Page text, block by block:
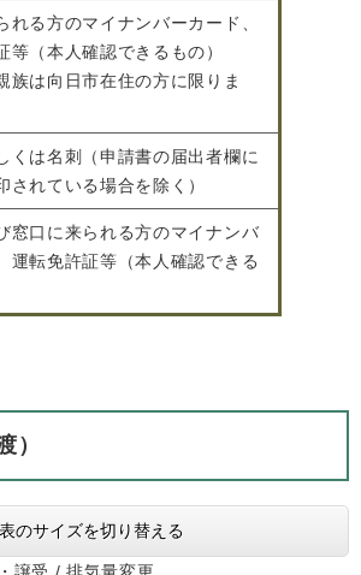
れる方のマイナンバーカード、
等（本人確認できるもの）
族は向日市在住の方に限りま
くは名刺（申請書の届出者欄に
されている場合を除く）
窓口に来られる方のマイナンバ
運転免許証等（本人確認できる
）
表のサイズを切り替える